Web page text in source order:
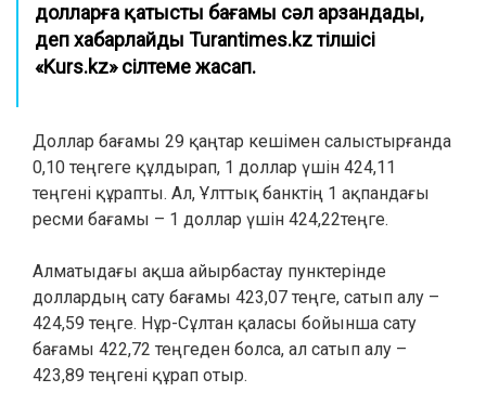
долларға қатысты бағамы сәл арзандады,
деп хабарлайды Turantimes.kz тілшісі
«Kurs.kz» сілтеме жасап.
Доллар бағамы 29 қаңтар кешімен салыстырғанда
0,10 теңгеге құлдырап, 1 доллар үшін 424,11
теңгені құрапты. Ал, Ұлттық банктің 1 ақпандағы
ресми бағамы – 1 доллар үшін 424,22теңге.
Алматыдағы ақша айырбастау пунктерінде
доллардың сату бағамы 423,07 теңге, сатып алу –
424,59 теңге. Нұр-Сұлтан қаласы бойынша сату
бағамы 422,72 теңгеден болса, ал сатып алу –
423,89 теңгені құрап отыр.